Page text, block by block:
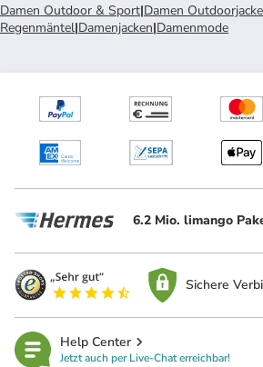
Damen Outdoor & Sport|Damen
Regenmäntel|Damenjacken|Damenmode
6.2 Mio. limango
Sichere
Help Center
Jetzt auch per Live-Chat erreichbar!